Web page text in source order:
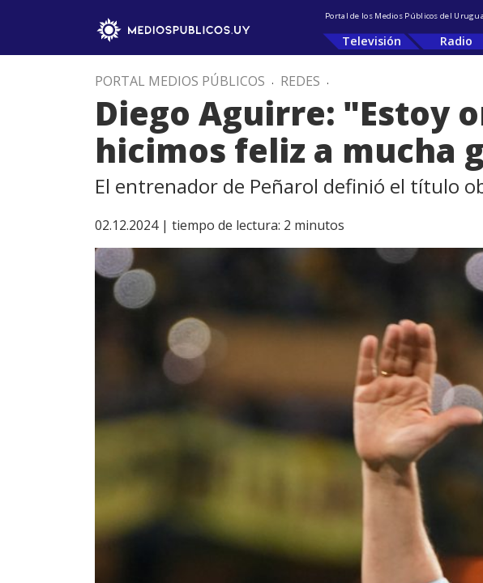
Portal de los Medios Públicos del
Televisión Radio
PORTAL MEDIOS PÚBLICOS . REDES .
Diego Aguirre: "Estoy
hicimos feliz a mucha
El entrenador de Peñarol definió el título
02.12.2024 | tiempo de lectura: 2 minutos